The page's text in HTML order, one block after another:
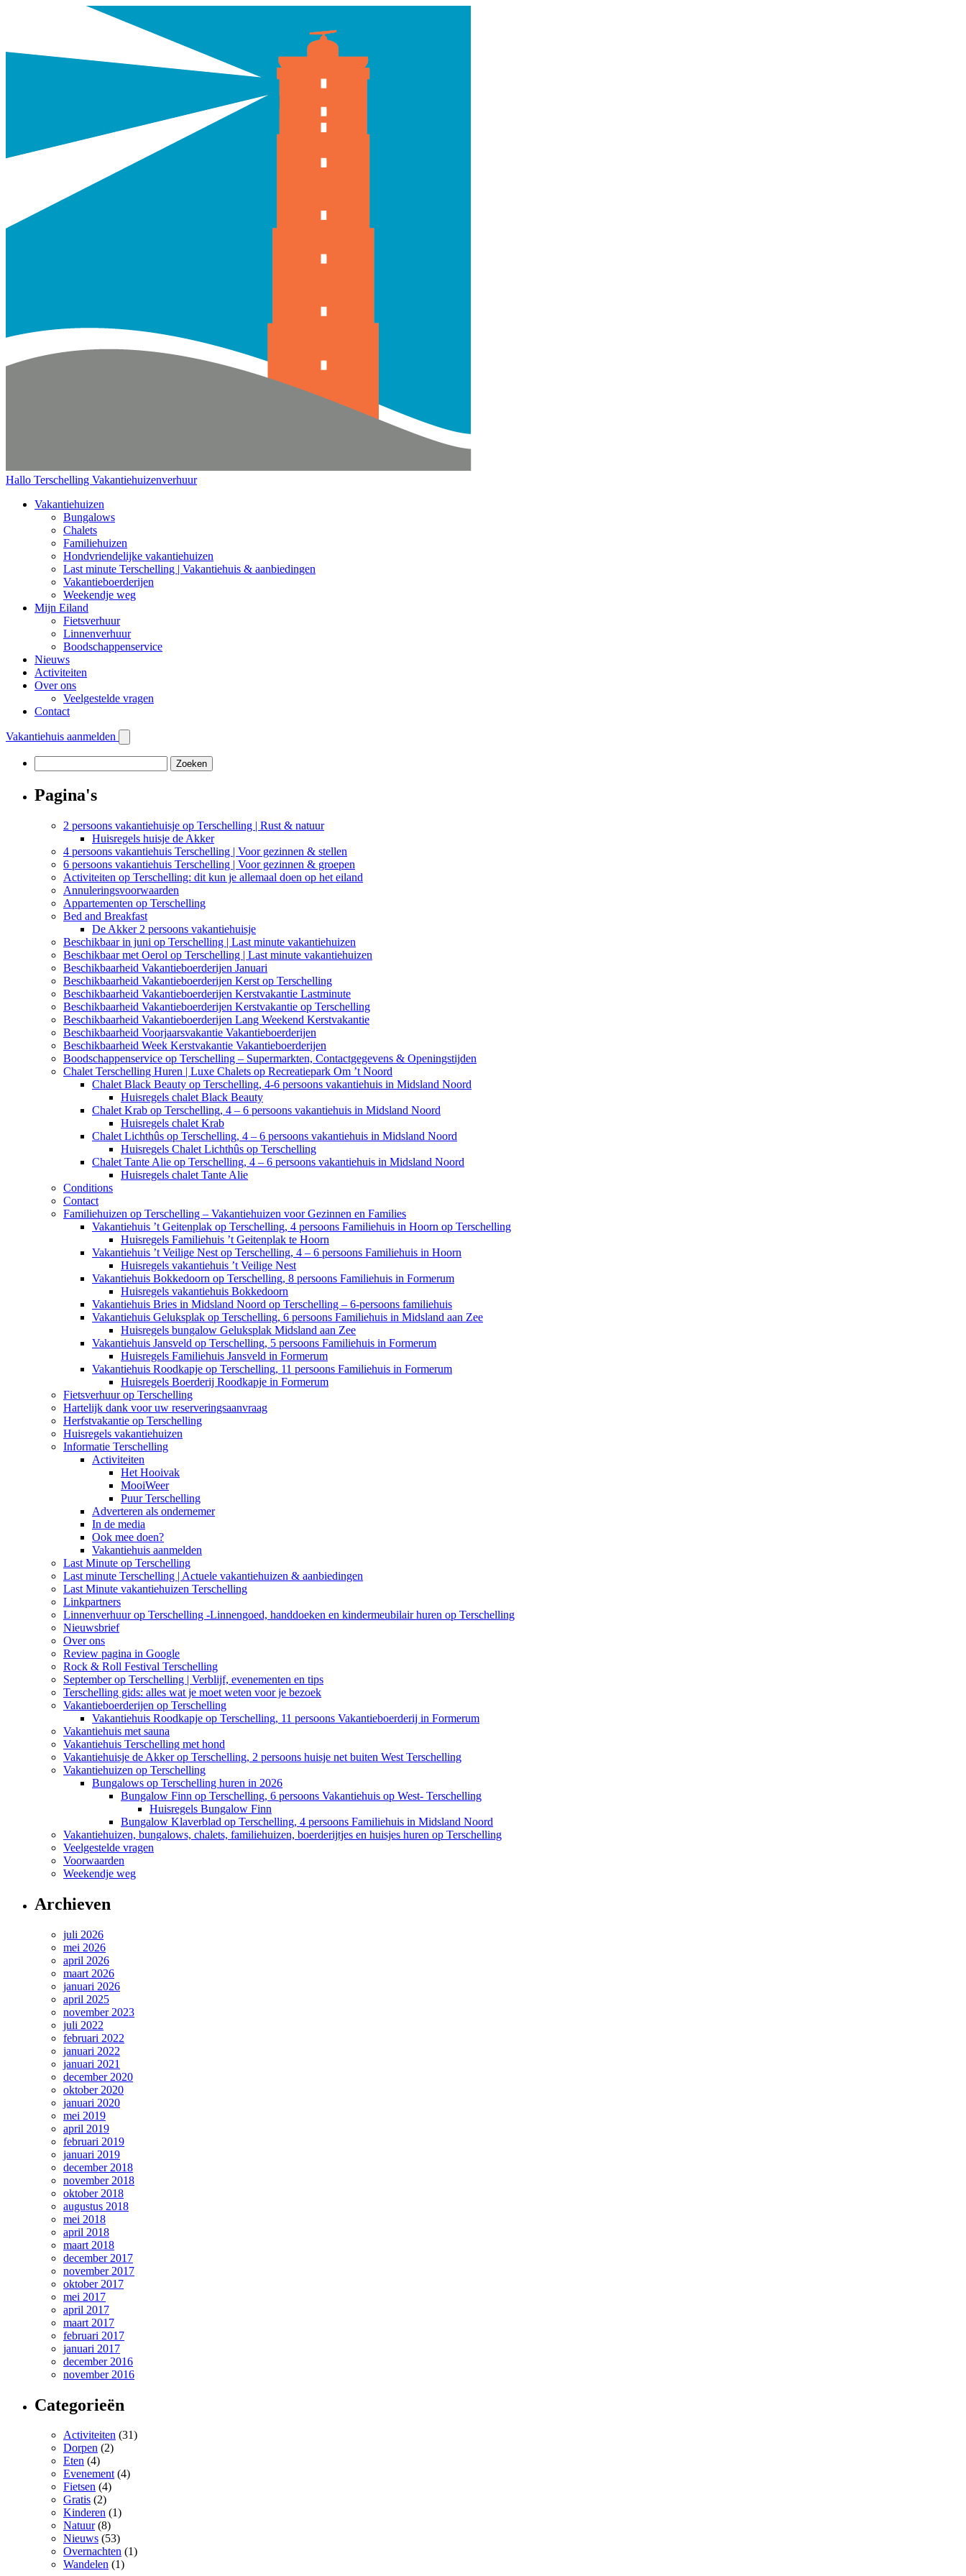
Hallo Terschelling Vakantiehuizenverhuur
Vakantiehuizen
Bungalows
Chalets
Familiehuizen
Hondvriendelijke vakantiehuizen
Last minute Terschelling | Vakantiehuis & aanbiedingen
Vakantieboerderijen
Weekendje weg
Mijn Eiland
Fietsverhuur
Linnenverhuur
Boodschappenservice
Nieuws
Activiteiten
Over ons
Veelgestelde vragen
Contact
Vakantiehuis aanmelden
naar:
Pagina's
2 persoons vakantiehuisje op Terschelling | Rust & natuur
Huisregels huisje de Akker
4 persoons vakantiehuis Terschelling | Voor gezinnen & stellen
6 persoons vakantiehuis Terschelling | Voor gezinnen & groepen
Activiteiten op Terschelling: dit kun je allemaal doen op het eiland
Annuleringsvoorwaarden
Appartementen op Terschelling
Bed and Breakfast
De Akker 2 persoons vakantiehuisje
Beschikbaar in juni op Terschelling | Last minute vakantiehuizen
Beschikbaar met Oerol op Terschelling | Last minute vakantiehuizen
Beschikbaarheid Vakantieboerderijen Januari
Beschikbaarheid Vakantieboerderijen Kerst op Terschelling
Beschikbaarheid Vakantieboerderijen Kerstvakantie Lastminute
Beschikbaarheid Vakantieboerderijen Kerstvakantie op Terschelling
Beschikbaarheid Vakantieboerderijen Lang Weekend Kerstvakantie
Beschikbaarheid Voorjaarsvakantie Vakantieboerderijen
Beschikbaarheid Week Kerstvakantie Vakantieboerderijen
Boodschappenservice op Terschelling – Supermarkten, Contactgegevens & Openingstijden
Chalet Terschelling Huren | Luxe Chalets op Recreatiepark Om ’t Noord
Chalet Black Beauty op Terschelling, 4-6 persoons vakantiehuis in Midsland Noord
Huisregels chalet Black Beauty
Chalet Krab op Terschelling, 4 – 6 persoons vakantiehuis in Midsland Noord
Huisregels chalet Krab
Chalet Lichthûs op Terschelling, 4 – 6 persoons vakantiehuis in Midsland Noord
Huisregels Chalet Lichthûs op Terschelling
Chalet Tante Alie op Terschelling, 4 – 6 persoons vakantiehuis in Midsland Noord
Huisregels chalet Tante Alie
Conditions
Contact
Familiehuizen op Terschelling – Vakantiehuizen voor Gezinnen en Families
Vakantiehuis ’t Geitenplak op Terschelling, 4 persoons Familiehuis in Hoorn op Terschelling
Huisregels Familiehuis ’t Geitenplak te Hoorn
Vakantiehuis ’t Veilige Nest op Terschelling, 4 – 6 persoons Familiehuis in Hoorn
Huisregels vakantiehuis ’t Veilige Nest
Vakantiehuis Bokkedoorn op Terschelling, 8 persoons Familiehuis in Formerum
Huisregels vakantiehuis Bokkedoorn
Vakantiehuis Bries in Midsland Noord op Terschelling – 6-persoons familiehuis
Vakantiehuis Geluksplak op Terschelling, 6 persoons Familiehuis in Midsland aan Zee
Huisregels bungalow Geluksplak Midsland aan Zee
Vakantiehuis Jansveld op Terschelling, 5 persoons Familiehuis in Formerum
Huisregels Familiehuis Jansveld in Formerum
Vakantiehuis Roodkapje op Terschelling, 11 persoons Familiehuis in Formerum
Huisregels Boerderij Roodkapje in Formerum
Fietsverhuur op Terschelling
Hartelijk dank voor uw reserveringsaanvraag
Herfstvakantie op Terschelling
Huisregels vakantiehuizen
Informatie Terschelling
Activiteiten
Het Hooivak
MooiWeer
Puur Terschelling
Adverteren als ondernemer
In de media
Ook mee doen?
Vakantiehuis aanmelden
Last Minute op Terschelling
Last minute Terschelling | Actuele vakantiehuizen & aanbiedingen
Last Minute vakantiehuizen Terschelling
Linkpartners
Linnenverhuur op Terschelling -Linnengoed, handdoeken en kindermeubilair huren op Terschelling
Nieuwsbrief
Over ons
Review pagina in Google
Rock & Roll Festival Terschelling
September op Terschelling | Verblijf, evenementen en tips
Terschelling gids: alles wat je moet weten voor je bezoek
Vakantieboerderijen op Terschelling
Vakantiehuis Roodkapje op Terschelling, 11 persoons Vakantieboerderij in Formerum
Vakantiehuis met sauna
Vakantiehuis Terschelling met hond
Vakantiehuisje de Akker op Terschelling, 2 persoons huisje net buiten West Terschelling
Vakantiehuizen op Terschelling
Bungalows op Terschelling huren in 2026
Bungalow Finn op Terschelling, 6 persoons Vakantiehuis op West- Terschelling
Huisregels Bungalow Finn
Bungalow Klaverblad op Terschelling, 4 persoons Familiehuis in Midsland Noord
Vakantiehuizen, bungalows, chalets, familiehuizen, boerderijtjes en huisjes huren op Terschelling
Veelgestelde vragen
Voorwaarden
Weekendje weg
Archieven
juli 2026
mei 2026
april 2026
maart 2026
januari 2026
april 2025
november 2023
juli 2022
februari 2022
januari 2022
januari 2021
december 2020
oktober 2020
januari 2020
mei 2019
april 2019
februari 2019
januari 2019
december 2018
november 2018
oktober 2018
augustus 2018
mei 2018
april 2018
maart 2018
december 2017
november 2017
oktober 2017
mei 2017
april 2017
maart 2017
februari 2017
januari 2017
december 2016
november 2016
Categorieën
Activiteiten (31)
Dorpen (2)
Eten (4)
Evenement(4)
Fietsen (4)
Gratis (2)
Kinderen (1)
Natuur(8)
Nieuws (53)
Overnachten (1)
Wandelen (1)